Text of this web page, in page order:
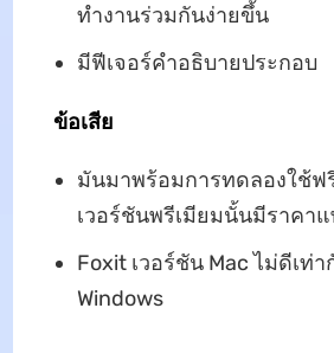
ทำงานร่วมกันง่ายขึ้น
มีฟีเจอร์คำอธิบายประกอบ
ข้อเสีย
มันมาพร้อมการทดลองใช้ฟ
เวอร์ชันพรีเมียมนั้นมีราคาแ
Foxit เวอร์ชัน Mac ไม่ดีเท่
Windows